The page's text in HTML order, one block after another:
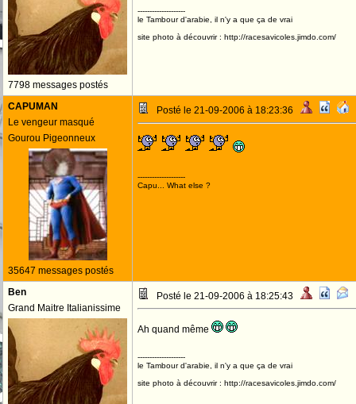
7798 messages postés
--------------------
le Tambour d'arabie, il n'y a que ça de vrai
site photo à découvrir : http://racesavicoles.jimdo.com/
CAPUMAN
Le vengeur masqué
Gourou Pigeonneux
35647 messages postés
Posté le 21-09-2006 à 18:23:36
--------------------
Capu... What else ?
Ben
Grand Maitre Italianissime
Posté le 21-09-2006 à 18:25:43
Ah quand même
--------------------
le Tambour d'arabie, il n'y a que ça de vrai
site photo à découvrir : http://racesavicoles.jimdo.com/